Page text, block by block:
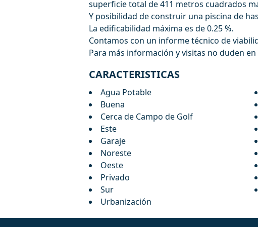
superficie total de 411 metros cuadrados
Y posibilidad de construir una piscina de
La edificabilidad máxima es de 0.25 %.
Contamos con un informe técnico de
Para más información y visitas no duden
CARACTERISTICAS
Agua Potable
Buena
Cerca de Campo de Golf
Este
Garaje
Noreste
Oeste
Privado
Sur
Urbanización